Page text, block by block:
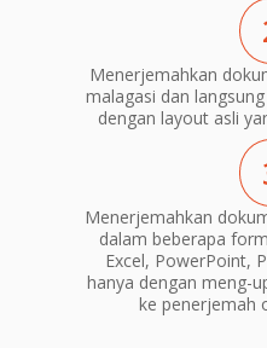
Menerjemahkan
malagasi dan
dengan layout asli
Menerjemahkan
dalam beberapa
Excel, PowerPoint,
hanya dengan meng-
ke penerjemah